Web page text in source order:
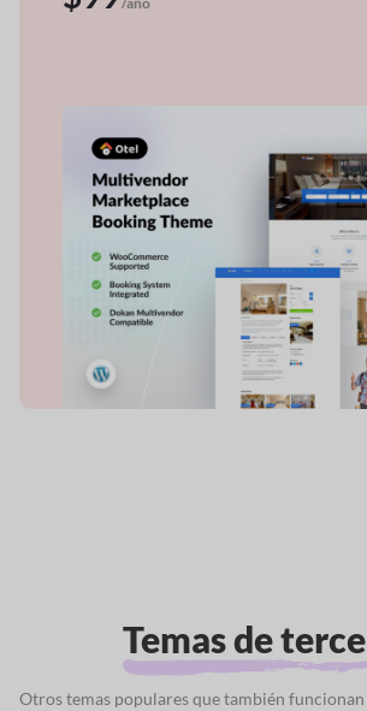
Temas de
Otros temas populares que también